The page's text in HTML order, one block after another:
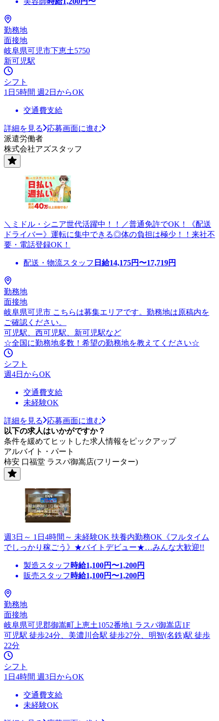
勤務地
面接地
岐阜県可児市下恵土5750
新可児駅
シフト
1日5時間 週2日からOK
交通費支給
詳細を見る
応募画面に進む
派遣労働者
株式会社アズスタッフ
＼ミドル・シニア世代活躍中！！／普通免許でOK！《配送
ドライバー》運転に集中できる◎体の負担は極少！！来社不
要・電話登録OK！
配送・物流スタッフ 日給14,175円〜17,719円
勤務地
面接地
岐阜県可児市 こちらは募集エリアです。勤務地は原稿内を
ご確認ください。
可児駅、西可児駅、新可児駅など
☆全国に勤務地多数！希望の勤務地を教えてください☆
シフト
週4日からOK
交通費支給
未経験OK
詳細を見る
応募画面に進む
以下の求人はいかがですか？
条件を緩めてヒットした求人情報をピックアップ
アルバイト・パート
柿安 口福堂 ラスパ御嵩店(フリーター)
週3日～ 1日4時間～ 未経験OK 扶養内勤務OK《フルタイム
でしっかり稼ごう》★バイトデビュー★…みんな大歓迎!!
製造スタッフ 時給1,100円〜1,200円
販売スタッフ 時給1,100円〜1,200円
勤務地
面接地
岐阜県可児郡御嵩町上恵土1052番地1 ラスパ御嵩店1F
可児駅 徒歩24分、美濃川合駅 徒歩27分、明智(名鉄)駅 徒歩
22分
シフト
1日4時間 週3日からOK
交通費支給
未経験OK